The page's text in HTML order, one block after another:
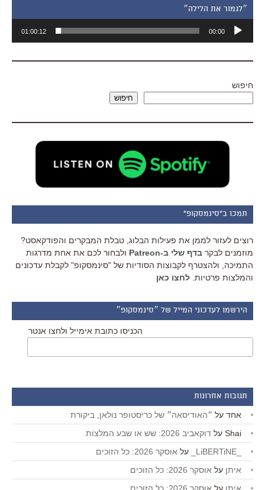
״לגמור את הלילה״
אודיו
00:00
01:00:12
חיפוש
חיפוש
תמכו ב"סינמסקופ"
רוצים לעזור לממן את פעילות הבלוג, טבלת המבקרים והפודקאסט?
מוזמנים לבקר בדף שלי ב-Patreon
ולבחור לכם את אחת מדרגות
התמיכה, ולהצטרף לקבוצות הסודיות של "סינמסקופ" לקבלת עדכונים
והמלצות פרטיות. לחצו כאן
הירשמו לעדכוני המייל של ״סינמסקופ״
הכניסו כתובת אימייל ולחצו אנטר
תגובות אחרונות
אחד על ״האודיסאה״ של כריסטופר נולאן, ביקורת
Shai על דוקאביב 2026: שש או שבע המלצות
על אוסקר 2026: כל הזוכים
איתן על אוסקר 2026: כל הזוכים